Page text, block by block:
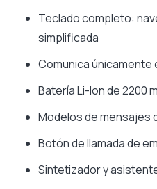
Teclado completo:
simplificada
Comunica únicamente
Batería Li-Ion de 2200
Modelos de mensajes
Botón de llamada de
Sintetizador y